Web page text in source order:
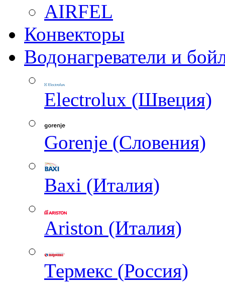
AIRFEL
Конвекторы
Водонагреватели и
Electrolux (Швеция)
Gorenje (Словения)
Baxi (Италия)
Ariston (Италия)
Термекс (Россия)